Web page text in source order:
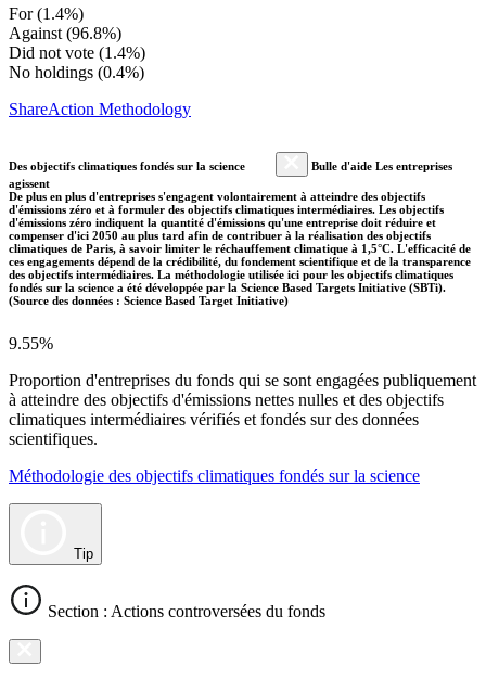
For (1.4%)
Against (96.8%)
Did not vote (1.4%)
No holdings (0.4%)
ShareAction Methodology
Des objectifs climatiques fondés sur la science
Bulle d'aide Les entreprises
agissent
De plus en plus d'entreprises s'engagent volontairement à atteindre des objectifs
d'émissions zéro et à formuler des objectifs climatiques intermédiaires. Les objectifs
d'émissions zéro indiquent la quantité d'émissions qu'une entreprise doit réduire et
compenser d'ici 2050 au plus tard afin de contribuer à la réalisation des objectifs
climatiques de Paris, à savoir limiter le réchauffement climatique à 1,5°C. L'efficacité de
ces engagements dépend de la crédibilité, du fondement scientifique et de la transparence
des objectifs intermédiaires. La méthodologie utilisée ici pour les objectifs climatiques
fondés sur la science a été développée par la Science Based Targets Initiative (SBTi).
(Source des données : Science Based Target Initiative)
9.55%
Proportion d'entreprises du fonds qui se sont engagées publiquement
à atteindre des objectifs d'émissions nettes nulles et des objectifs
climatiques intermédiaires vérifiés et fondés sur des données
scientifiques.
Méthodologie des objectifs climatiques fondés sur la science
Tip
Section : Actions controversées du fonds